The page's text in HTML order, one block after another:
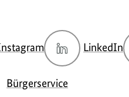
zur
Instagram-
Seite
des
LinkedIn
Bürgerservice